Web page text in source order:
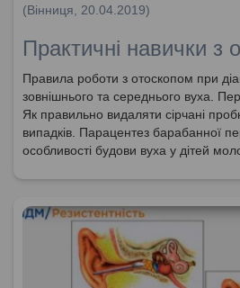
(Вінниця, 20.04.2019)
Практичні навички з
Правила роботи з отоскопом при
зовнішнього та середнього вуха.
Як правильно видаляти сірчані
випадків. Парацентез барабанної
особливості будови вуха у дітей